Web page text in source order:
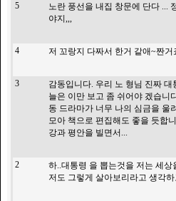
5
노란 풍선을 내집 창문에 단다 ...
야지,,,
4
저 꼬랑지 다짜서 한거 같애~짠거
3
감동입니다. 우리 노 형님 진짜
늘은 이만 보고 좀 쉬어야 겠습니
동 드라마가 너무 나의 심금을 울
모아 책으로 편집해도 좋을 듯합
강과 평안을 빌면서...
2
하..대통령 을 뽑는것을 저는 세
저도 그렇게 살아보리라고 생각